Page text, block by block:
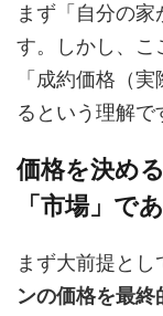
まず「自分の
す。しかし、こ
「成約価格（
るという理解で
価格を決め
「市場」で
まず大前提とし
ンの価格を最